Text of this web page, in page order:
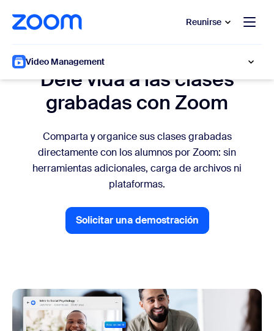
contenido principal
al chat de ayuda Reunirse
Video Management
Dele vida a las clases
grabadas con Zoom
Comparta y organice sus clases grabadas
directamente con los alumnos por Zoom: sin
herramientas adicionales, carga de archivos ni
plataformas.
Solicitar una demostración
Solicitar una demostración